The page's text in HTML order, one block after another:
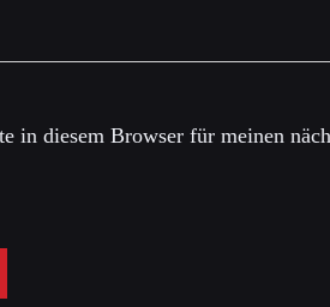
in diesem Browser für meinen